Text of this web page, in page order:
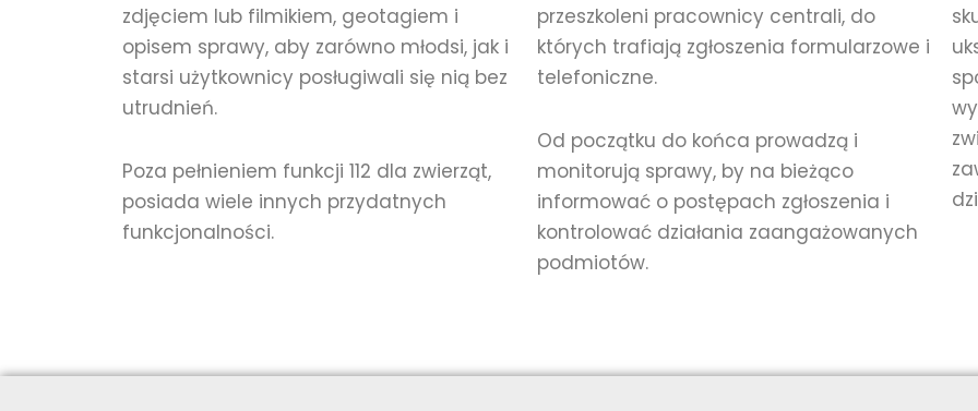
zdjęciem lub filmikiem, geotagiem i
opisem sprawy, aby zarówno młodsi, jak i
starsi użytkownicy posługiwali się nią bez
utrudnień.
Poza pełnieniem funkcji 112 dla zwierząt,
posiada wiele innych przydatnych
funkcjonalności.
przeszkoleni pracownicy centrali, do
których trafiają zgłoszenia formularzowe i
telefoniczne.
Od początku do końca prowadzą i
monitorują sprawy, by na bieżąco
informować o postępach zgłoszenia i
kontrolować działania zaangażowanych
podmiotów.